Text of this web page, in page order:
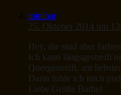
minibar
25. Oktober 2014 um
Hey, die sind aber
Ich kann längsgestreift
Quergestreift, am
Darin fühle ich mich
Liebe Grüße Bärbel